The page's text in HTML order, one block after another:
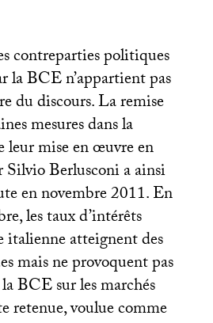
contreparties politiques
laBCEn’appartient pas
du discours. La remise
mesures dans la
leur mise en œuvre en
Berlusconi a ainsi
en novembre 2011. En
les taux d’intérêts
italienne atteignent des
mais ne provoquent pas
BCEsur les marchés
retenue, voulue comme